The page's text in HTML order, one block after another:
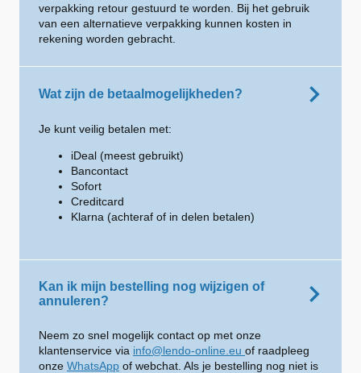
verpakking retour gestuurd te worden. Bij het gebruik
van een alternatieve verpakking kunnen kosten in
rekening worden gebracht.
Wat zijn de betaalmogelijkheden?
Je kunt veilig betalen met:
iDeal (meest gebruikt)
Bancontact
Sofort
Creditcard
Klarna (achteraf of in delen betalen)
Kan ik mijn bestelling nog wijzigen of
annuleren?
Neem zo snel mogelijk contact op met onze
klantenservice via info@lendo-online.eu of raadpleeg
onze WhatsApp of webchat. Als je bestelling nog niet is